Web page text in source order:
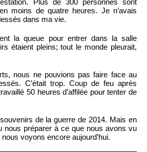
moins de quatre heures. Je n’avais
dans ma vie.
la queue pour entrer dans la salle
étaient pleins; tout le monde pleurait,
nous ne pouvions pas faire face au
C’était trop. Coup de feu après
50 heures d’affilée pour tenter de
de la guerre de 2014. Mais en
nous préparer à ce que nous avons vu
voyons encore aujourd’hui.